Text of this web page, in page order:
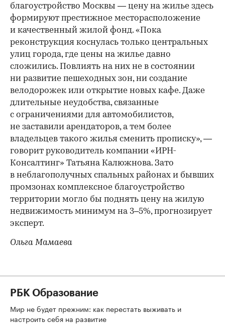
благоустройство Москвы — цену на жилье здесь
формируют престижное месторасположение
и качественный жилой фонд. «Пока
реконструкция коснулась только центральных
улиц города, где цены на жилье давно
сложились. Повлиять на них не в состоянии
ни развитие пешеходных зон, ни создание
велодорожек или открытие новых кафе. Даже
длительные неудобства, связанные
с ограничениями для автомобилистов,
не заставили арендаторов, а тем более
владельцев такого жилья сменить прописку», —
говорит руководитель компании «ИРН-
Консалтинг» Татьяна Калюжнова. Зато
в неблагополучных спальных районах и бывших
промзонах комплексное благоустройство
территории могло бы поднять цену на жилую
недвижимость минимум на 3–5%, прогнозирует
эксперт.
Ольга Мамаева
РБК Образование
Мир не будет прежним: как перестать выживать и
настроить себя на развитие